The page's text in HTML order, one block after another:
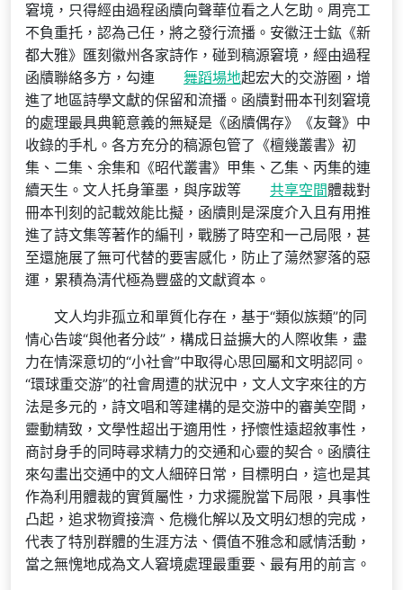
窘境，只得經由過程函牘向聲華位看之人乞助。周亮工
不負重托，認為己任，將之發行流播。安徽汪士鈜《新
都大雅》匯刻徽州各家詩作，碰到稿源窘境，經由過程
函牘聯絡多方，勾連
舞蹈場地起宏大的交游圈，增
進了地區詩學文獻的保留和流播。函牘對冊本刊刻窘境
的處理最具典範意義的無疑是《函牘偶存》《友聲》中
收錄的手札。各方充分的稿源包管了《檀幾叢書》初
集、二集、余集和《昭代叢書》甲集、乙集、丙集的連
續天生。文人托身筆墨，與序跋等
共享空間體裁對
冊本刊刻的記載效能比擬，函牘則是深度介入且有用推
進了詩文集等著作的編刊，戰勝了時空和一己局限，甚
至還施展了無可代替的要害感化，防止了蕩然寥落的惡
運，累積為清代極為豐盛的文獻資本。
文人均非孤立和單質化存在，基于“類似族類”的同
情心告竣“與他者分歧”，構成日益擴大的人際收集，盡
力在情深意切的“小社會”中取得心思回屬和文明認同。
“環球重交游”的社會周遭的狀況中，文人文字來往的方
法是多元的，詩文唱和等建構的是交游中的審美空間，
靈動精致，文學性超出于適用性，抒懷性遠超敘事性，
商討身手的同時尋求精力的交通和心靈的契合。函牘往
來勾畫出交通中的文人細碎日常，目標明白，這也是其
作為利用體裁的實質屬性，力求擺脫當下局限，具事性
凸起，追求物資接濟、危機化解以及文明幻想的完成，
代表了特別群體的生涯方法、價值不雅念和感情活動，
當之無愧地成為文人窘境處理最重要、最有用的前言。